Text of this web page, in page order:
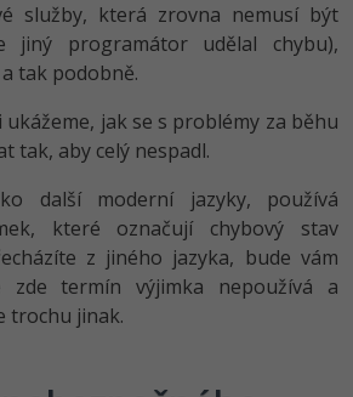
softwaru
-80%
služby, která zrovna nemusí být
jiný programátor udělal chybu),
tak podobně.
jak se s problémy za běhu
tak, aby celý nespadl.
další moderní jazyky, používá
které označují chybový stav
z jiného jazyka, bude vám
zde termín výjimka nepoužívá a
trochu jinak.